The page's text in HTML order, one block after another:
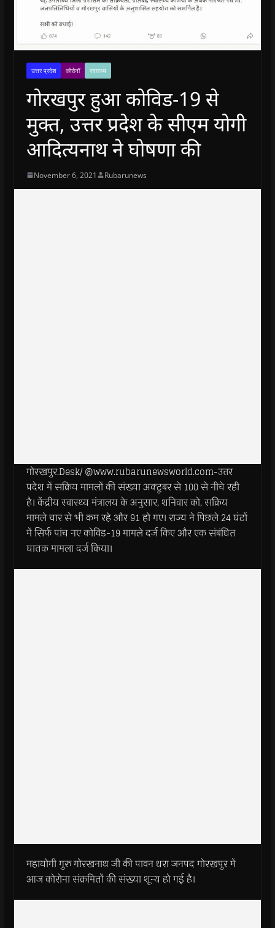
उत्तर प्रदेश कोरोनॉ स्वास्थ्य
गोरखपुर हुआ कोविड-19 से
मुक्त, उत्तर प्रदेश के सीएम योगी
आदित्यनाथ ने घोषणा की
November 6, 2021 Rubarunews
गोरखपुर.Desk/ @www.rubarunewsworld.com-उत्तर
प्रदेश में सक्रिय मामलों की संख्या अक्टूबर से 100 से नीचे रही
है। केंद्रीय स्वास्थ्य मंत्रालय के अनुसार, शनिवार को, सक्रिय
मामले चार से भी कम रहे और 91 हो गए। राज्य ने पिछले 24 घंटों
में सिर्फ पांच नए कोविड-19 मामले दर्ज किए और एक संबंधित
घातक मामला दर्ज किया।
महायोगी गुरु गोरखनाथ जी की पावन धरा जनपद गोरखपुर में
आज कोरोना संक्रमितों की संख्या शून्य हो गई है।